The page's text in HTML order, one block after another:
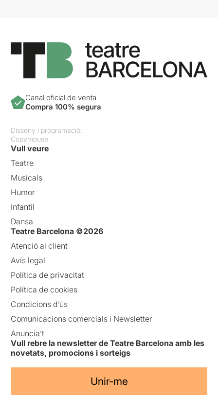
Canal oficial de venta
Compra 100% segura
Disseny i programació:
Copymouse
Vull veure
Teatre
Musicals
Humor
Infantil
Dansa
Teatre Barcelona ©2026
Atenció al client
Avís legal
Política de privacitat
Política de cookies
Condicions d’ús
Comunicacions comercials i Newsletter
Anuncia’t
Vull rebre la newsletter de Teatre Barcelona amb les
novetats, promocions i sorteigs
Unir-me